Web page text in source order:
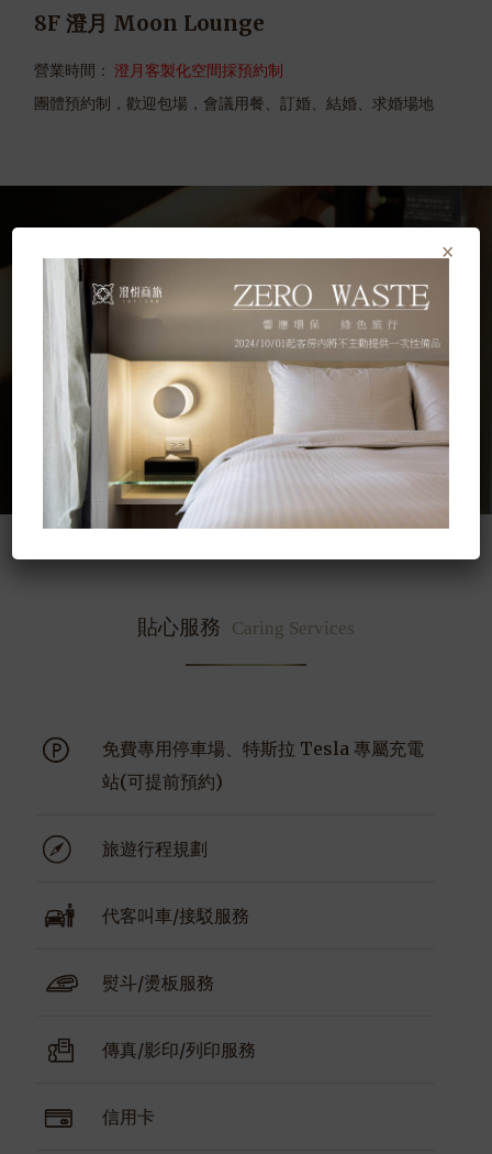
8F 澄月 Moon Lounge
營業時間： 澄月客製化空間採預約制
團體預約制，歡迎包場，會議用餐、訂婚、結婚、求婚場地
澄月 Moon Lounge
貼心服務 Caring Services
免費專用停車場、特斯拉 Tesla 專屬充電
站(可提前預約)
旅遊行程規劃
代客叫車/接駁服務
熨斗/燙板服務
傳真/影印/列印服務
信用卡
×